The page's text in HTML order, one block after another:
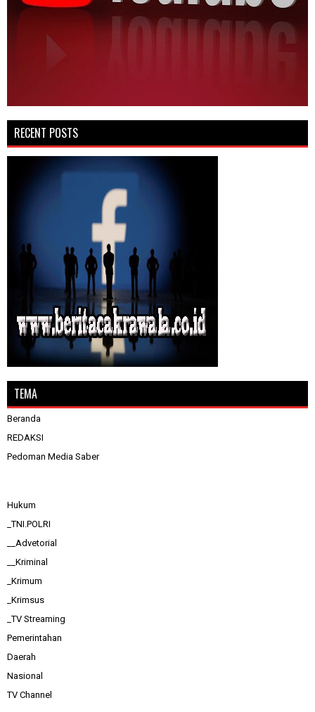
RECENT POSTS
TEMA
Beranda
REDAKSI
Pedoman Media Saber
Hukum
_TNI.POLRI
__Advetorial
__Kriminal
_Krimum
_Krimsus
_TV Streaming
Pemerintahan
Daerah
Nasional
TV Channel